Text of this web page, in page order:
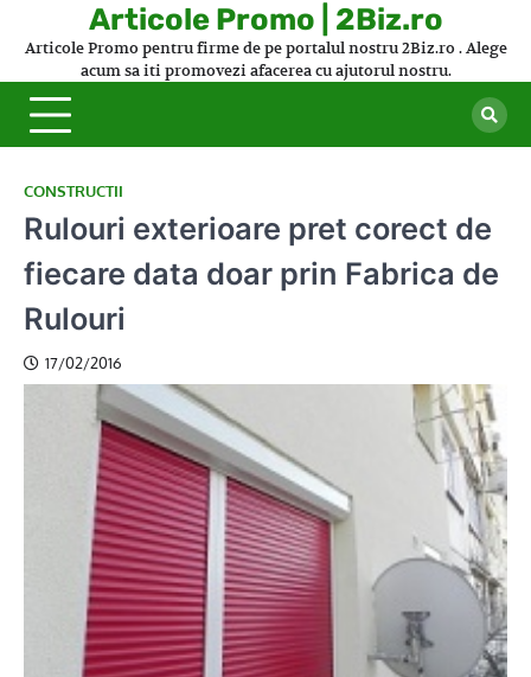
Articole Promo | 2Biz.ro
Articole Promo pentru firme de pe portalul nostru 2Biz.ro . Alege
acum sa iti promovezi afacerea cu ajutorul nostru.
CONSTRUCTII
Rulouri exterioare pret corect de
fiecare data doar prin Fabrica de
Rulouri
17/02/2016